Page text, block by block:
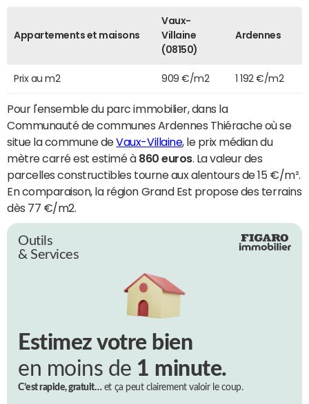
Appartements et maisons
Vaux-
Villaine
(08150)
Ardennes
Prix au m2 909 €/m2 1 192 €/m2
Pour l'ensemble du parc immobilier, dans la
Communauté de communes Ardennes Thiérache où se
situe la commune deVaux-Villaine, le prix médian du
mètre carré est estimé à 860 euros. La valeur des
parcelles constructibles tourne aux alentours de 15 €/m².
En comparaison, la région Grand Est propose des terrains
dès 77 €/m2.
Outils
& Services
Estimez votre bien
en moins de 1 minute.
C’est rapide, gratuit…et ça peut clairement valoir le coup.